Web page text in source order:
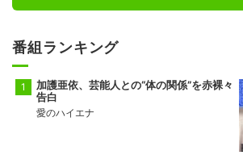
番組ランキング
加護亜依、芸能人との“体の関係”を赤裸々
告白
愛のハイエナ